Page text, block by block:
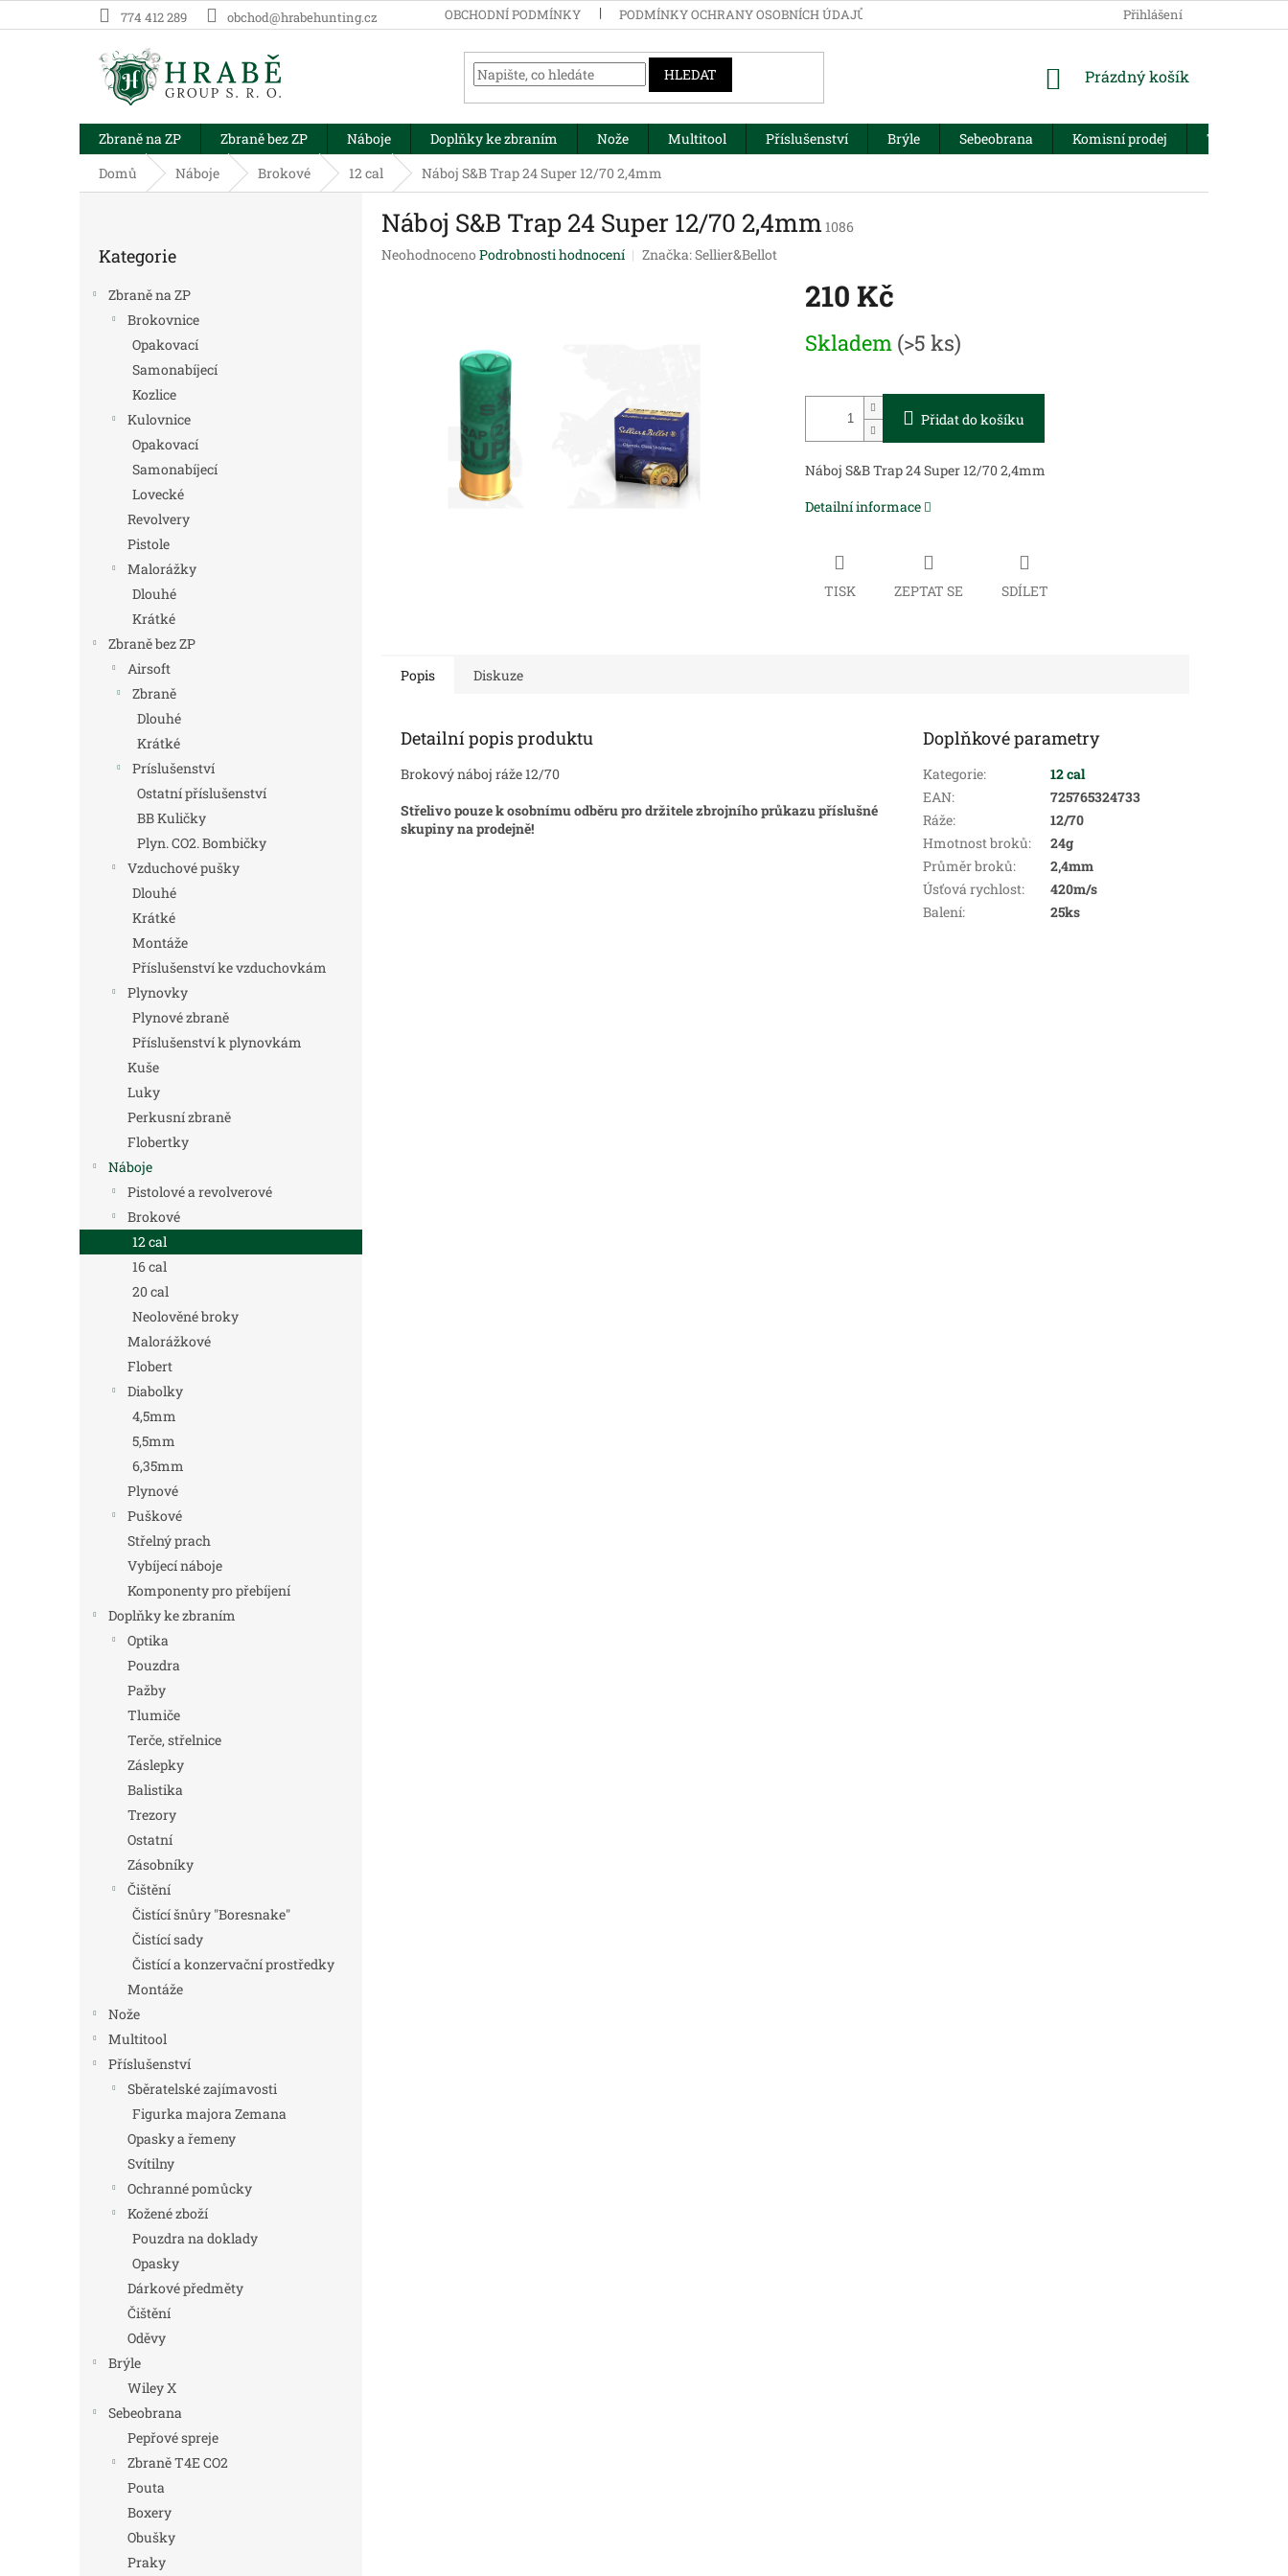
na
774 412 289 obchod@hrabehunting.cz OBCHODNÍ PODMÍNKY PODMÍNKY OCHRANY OSOBNÍCH ÚDAJŮ Přihlášení
HLEDAT
NÁKUPNÍ
Prázdný košík
Zbraně na ZP Zbraně bez ZP Náboje Doplňky ke zbraním Nože Multitool Příslušenství Brýle Sebeobrana Komisní prodej
Trezory
Domů
Náboje Brokové 12 cal Náboj S&B Trap 24 Super 12/70 2,4mm
kategorie
Kategorie
Zbraně na ZP
Brokovnice
Opakovací
Samonabíjecí
Kozlice
Kulovnice
Opakovací
Samonabíjecí
Lovecké
Revolvery
Pistole
Malorážky
Dlouhé
Krátké
Zbraně bez ZP
Airsoft
Zbraně
Dlouhé
Krátké
Príslušenství
Ostatní příslušenství
BB Kuličky
Plyn. CO2. Bombičky
Vzduchové pušky
Dlouhé
Krátké
Montáže
Příslušenství ke vzduchovkám
Plynovky
Plynové zbraně
Příslušenství k plynovkám
Kuše
Luky
Perkusní zbraně
Flobertky
Náboje
Pistolové a revolverové
Brokové
12 cal
16 cal
20 cal
Neolověné broky
Malorážkové
Flobert
Diabolky
4,5mm
5,5mm
6,35mm
Plynové
Puškové
Střelný prach
Vybíjecí náboje
Komponenty pro přebíjení
Doplňky ke zbraním
Optika
Pouzdra
Pažby
Tlumiče
Terče, střelnice
Záslepky
Balistika
Trezory
Ostatní
Zásobníky
Čištění
Čistící šnůry "Boresnake"
Čistící sady
Čistící a konzervační prostředky
Montáže
Nože
Multitool
Příslušenství
Sběratelské zajímavosti
Figurka majora Zemana
Opasky a řemeny
Svítilny
Ochranné pomůcky
Kožené zboží
Pouzdra na doklady
Opasky
Dárkové předměty
Čištění
Oděvy
Brýle
Wiley X
Sebeobrana
Pepřové spreje
Zbraně T4E CO2
Pouta
Boxery
Obušky
Praky
Náboj S&B Trap 24 Super 12/70 2,4mm 1086
Průměrné
Neohodnoceno Podrobnosti hodnocení Značka:Sellier&Bellot
210 Kč
cena:
Skladem (>5 ks)
Přidat do košíku
Náboj S&B Trap 24 Super 12/70 2,4mm
Detailní informace
TISK ZEPTAT SE SDÍLET
Popis Diskuze
Detailní popis produktu
Brokový náboj ráže 12/70
Střelivo pouze k osobnímu odběru pro držitele zbrojního průkazu příslušné
skupiny na prodejně!
Doplňkové parametry
Kategorie:
12 cal
EAN:
725765324733
Ráže:
12/70
Hmotnost broků:
24g
Průměr broků:
2,4mm
Úsťová rychlost:
420m/s
Balení: 25ks